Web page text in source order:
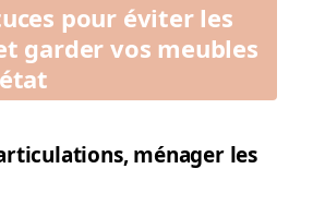
pour éviter les
garder vos meubles
ménager les